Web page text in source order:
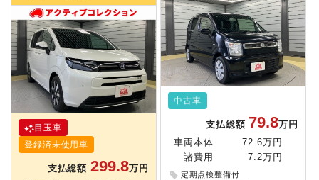
目玉車
登録済未使用車
支払総額 299.8万円
中古車
支払総額 79.8万円
車両本体
72.6万円
諸費用
7.2万円
定期点検整備付